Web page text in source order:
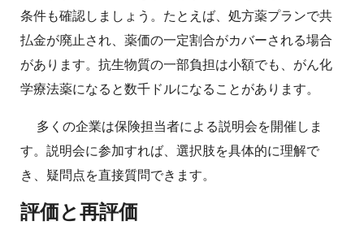
条件も確認しましょう。たとえば、処方薬プランで共
払金が廃止され、薬価の一定割合がカバーされる場合
があります。抗生物質の一部負担は小額でも、がん化
学療法薬になると数千ドルになることがあります。
多くの企業は保険担当者による説明会を開催しま
す。説明会に参加すれば、選択肢を具体的に理解で
き、疑問点を直接質問できます。
評価と再評価